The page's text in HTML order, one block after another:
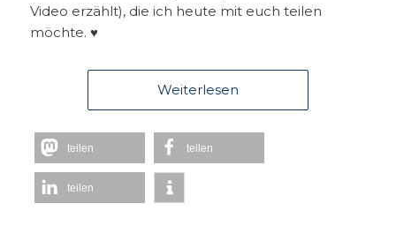
Video erzählt), die ich heute mit euch teilen
möchte. ♥
Weiterlesen
teilen teilen
teilen